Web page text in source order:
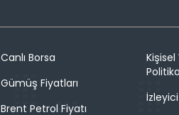
Canlı Borsa
Gümüş Fiyatları
Brent Petrol Fiyatı
Kişisel